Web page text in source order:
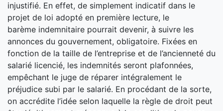
injustifié. En effet, de simplement indicatif dans le
projet de loi adopté en première lecture, le
barème indemnitaire pourrait devenir, à suivre les
annonces du gouvernement, obligatoire. Fixées en
fonction de la taille de l’entreprise et de l’ancienneté du
salarié licencié, les indemnités seront plafonnées,
empêchant le juge de réparer intégralement le
préjudice subi par le salarié. En procédant de la sorte,
on accrédite l’idée selon laquelle la règle de droit peut